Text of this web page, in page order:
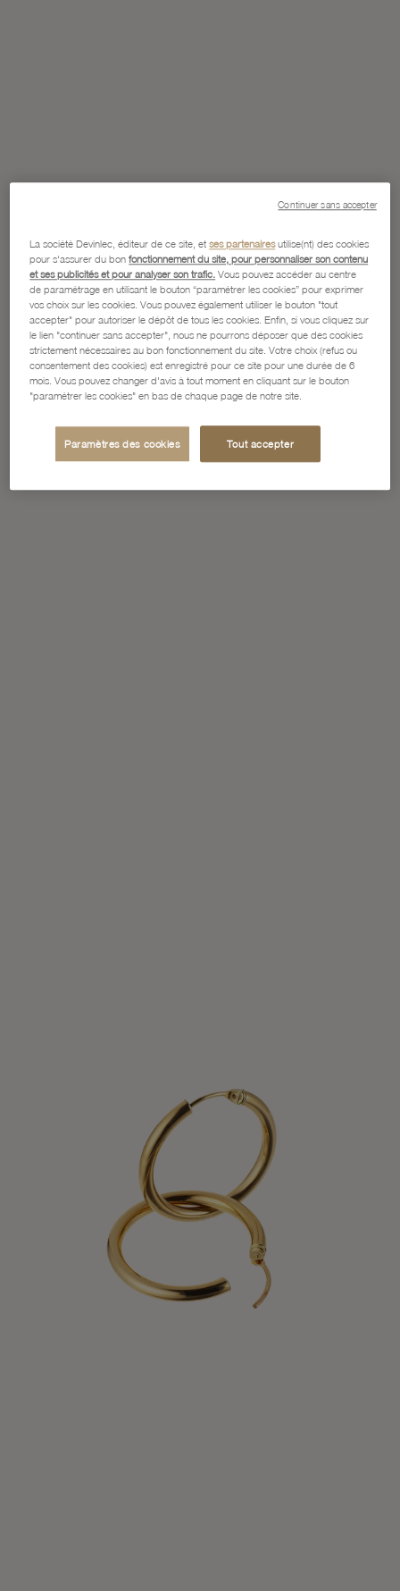
La société Devinlec, éditeur de ce site, etses partenairesutilise(nt) des cookies
pour s'assurer du bonfonctionnement du site, pour personnaliser son contenu
et ses publicités et pour analyser son trafic. Vous pouvez accéder au centre
de paramétrage en utilisant le bouton “paramétrer les cookies” pour exprimer
vos choix sur les cookies. Vous pouvez également utiliser le bouton "tout
accepter" pour autoriser le dépôt de tous les cookies. Enfin, si vous cliquez sur
le lien "continuer sans accepter", nous ne pourrons déposer que des cookies
strictement nécessaires au bon fonctionnement du site. Votre choix (refus ou
consentement des cookies) est enregistré pour ce site pour une durée de 6
mois. Vous pouvez changer d'avis à tout moment en cliquant sur le bouton
"paramétrer les cookies" en bas de chaque page de notre site.
Paramètres des cookies Tout accepter
Continuer sans accepter